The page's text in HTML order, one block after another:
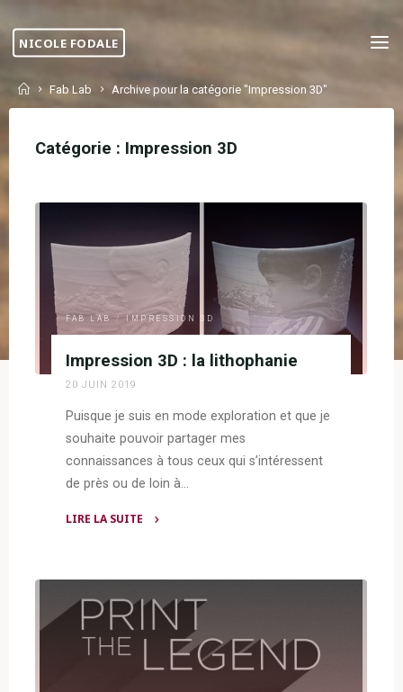
to
content
NICOLE FODALE
HomeFab Lab Archive pour la catégorie "Impression 3D"
Catégorie : Impression 3D
FAB LAB / IMPRESSION 3D
Impression 3D : la lithophanie
20 JUIN 2019
Puisque je suis en mode exploration et que je
souhaite pouvoir partager mes
connaissances à tous ceux qui s’intéressent
de près ou de loin à…
LIRE LA SUITE
:
la
lithophanie"